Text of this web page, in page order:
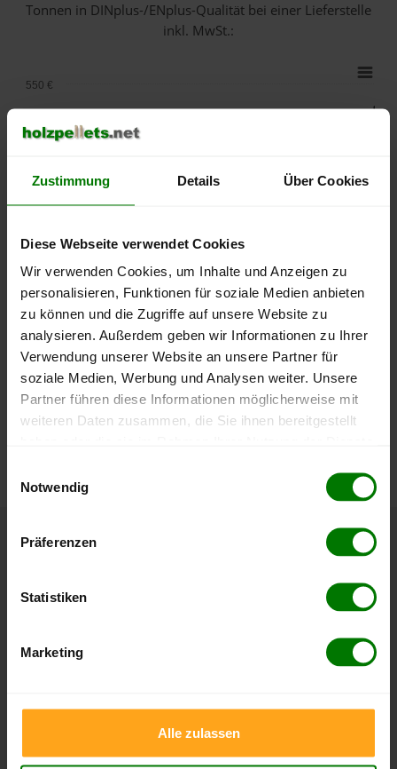
Zustimmung Details Über Cookies
Diese Webseite verwendet Cookies
Wir verwenden Cookies, um Inhalte und Anzeigen zu
personalisieren, Funktionen für soziale Medien anbieten
zu können und die Zugriffe auf unsere Website zu
analysieren. Außerdem geben wir Informationen zu Ihrer
Verwendung unserer Website an unsere Partner für
soziale Medien, Werbung und Analysen weiter. Unsere
Partner führen diese Informationen möglicherweise mit
weiteren Daten zusammen, die Sie ihnen bereitgestellt
Notwendig
Präferenzen
Statistiken
Marketing
Alle zulassen
Tonnen in DINplus-/ENplus-Qualität bei einer Lieferstelle
inkl. MwSt.:
lose Ware Sackware
September
2025
Januar
2026
Mai
2026
250 €
300 €
350 €
400 €
500 €
550 €
Die aktuelle Preisentwicklung für Holzpellets in Deutschland
Höchst- und Tiefststände der
Pelletspreise für lose Holzpellets und Holzpellets
. Das dazugehörige Datum zeigt,
erreicht wurde.